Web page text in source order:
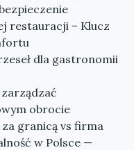
restauracji – Klucz
dla gastronomii
zarządzać
obrocie
granicą vs firma
w Polsce —